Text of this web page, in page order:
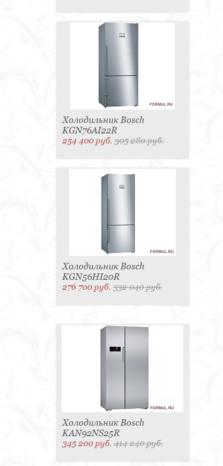
Холодильник Bosch
KGN76AI22R
254 400 руб.305 280 руб.
Холодильник Bosch
KGN56HI20R
276 700 руб.332 040 руб.
Холодильник Bosch
KAN92NS25R
345 200 руб.414 240 руб.